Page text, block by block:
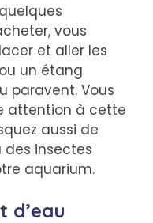
vous
et aller les
un étang
paravent. Vous
attention à cette
aussi de
insectes
aquarium.
d’eau